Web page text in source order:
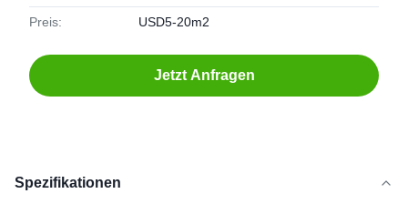
Preis: USD5-20m2
Jetzt Anfragen
Spezifikationen